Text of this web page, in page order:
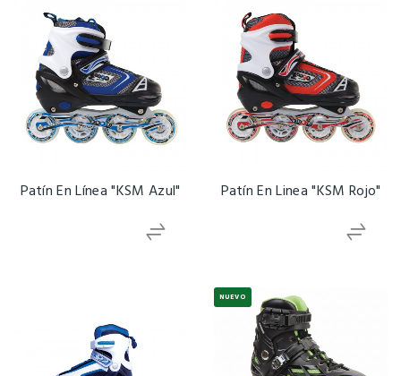
Patín En Línea "KSM Azul" Patín En Linea "KSM Rojo"
NUEVO